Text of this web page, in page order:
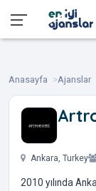
Anasayfa Ajanslar
Ankara, Turkey
2010 yılında